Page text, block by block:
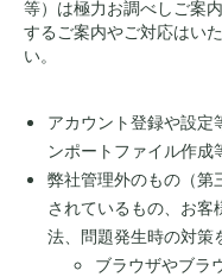
等）は極力お調べしご案
するご案内やご対応はい
い。
アカウント登録や設定
ンポートファイル作成
弊社管理外のもの（第
されているもの、お
法、問題発生時の対策
ブラウザやブラ